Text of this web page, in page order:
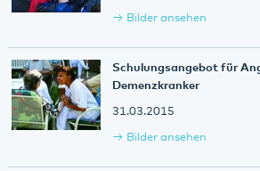
Bilder ansehen
Schulungsangebot für
Demenzkranker
31.03.2015
Bilder ansehen